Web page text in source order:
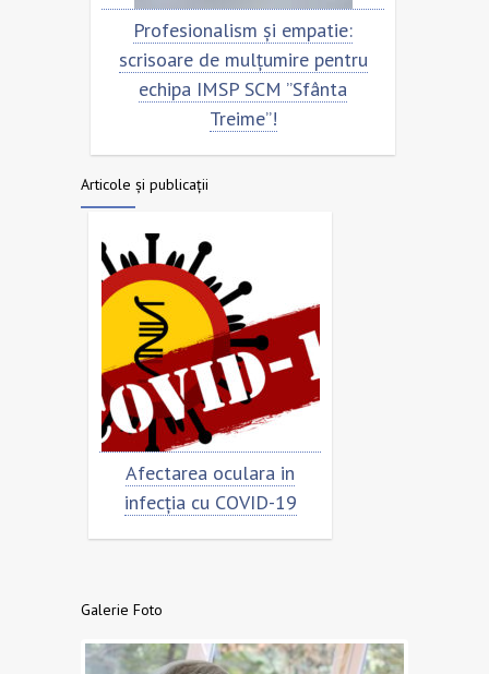
Profesionalism și empatie:
scrisoare de mulțumire pentru
echipa IMSP SCM ”Sfânta
Treime”!
Articole și publicații
Afectarea oculara in
infecția cu COVID-19
Galerie Foto